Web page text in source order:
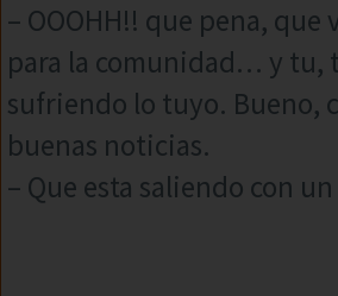
– OOOHH!! que pena, que
para la comunidad… y tu,
sufriendo lo tuyo. Bueno,
buenas noticias.
– Que esta saliendo con